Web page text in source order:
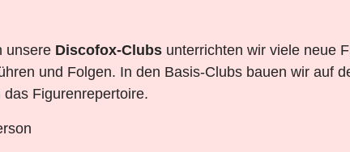
unsere Discofox-Clubs unterrichten wir viele neue
und Folgen. In den Basis-Clubs bauen wir auf
Figurenrepertoire.